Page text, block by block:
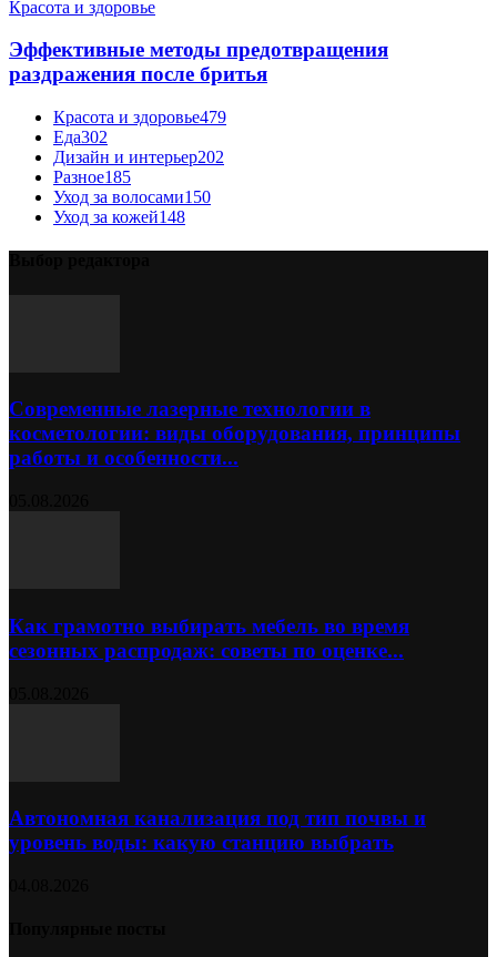
Красота и здоровье
Эффективные методы предотвращения
раздражения после бритья
Красота и здоровье479
Еда302
Дизайн и интерьер202
Разное185
Уход за волосами150
Уход за кожей148
Современные лазерные технологии в
косметологии: виды оборудования, принципы
работы и особенности...
Как грамотно выбирать мебель во время
сезонных распродаж: советы по оценке...
Автономная канализация под тип почвы и
уровень воды: какую станцию выбрать